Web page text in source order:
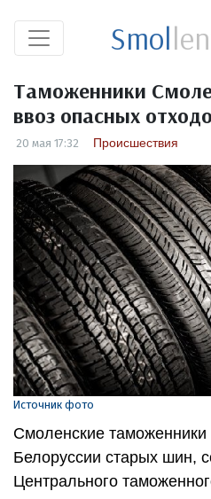
Smol
Таможенники
ввоз опасных
20 мая 17:32 Происшествия
Источник фото
Смоленские таможенники
Белоруссии старых шин,
Центрального